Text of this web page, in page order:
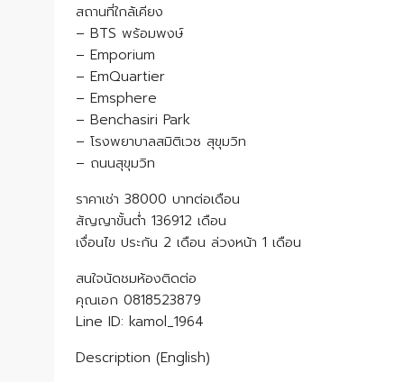
สถานที่ใกล้เคียง
– BTS พร้อมพงษ์
– Emporium
– EmQuartier
– Emsphere
– Benchasiri Park
– โรงพยาบาลสมิติเวช สุขุมวิท
– ถนนสุขุมวิท
ราคาเช่า 38000 บาทต่อเดือน
สัญญาขั้นต่ำ 136912 เดือน
เงื่อนไข ประกัน 2 เดือน ล่วงหน้า 1 เดือน
สนใจนัดชมห้องติดต่อ
คุณเอก 0818523879
Line ID: kamol_1964
Description (English)